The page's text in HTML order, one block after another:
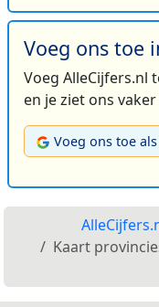
Voeg ons toe
Voeg AlleCijfers.nl
en je ziet ons
Voeg ons toe
Kaart